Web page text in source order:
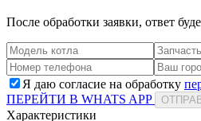
После обработки заявки, ответ
Я даю согласие на обработку
ПЕРЕЙТИ В WHATS APP
Характеристики